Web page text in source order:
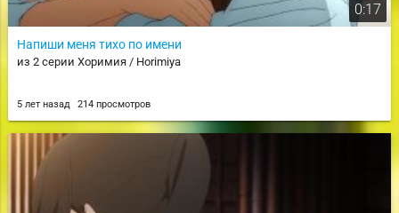
0:17
Напиши меня тихо по имени
из 2 серии Хоримия / Horimiya
5 лет назад 214 просмотров